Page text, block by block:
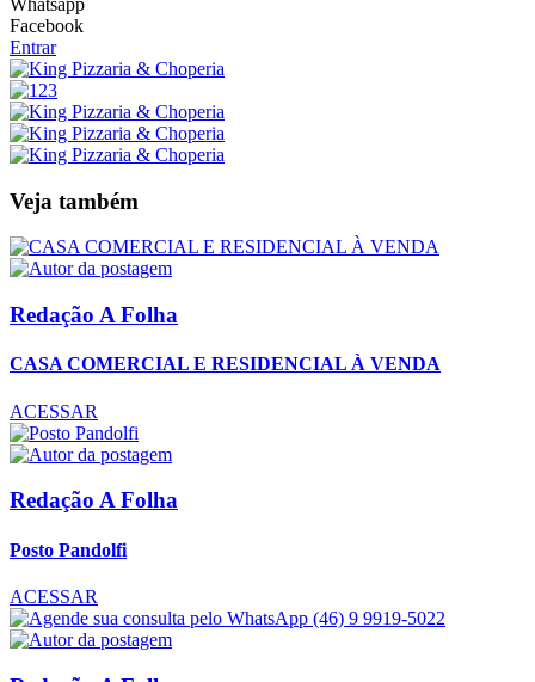
Whatsapp
Facebook
Entrar
Veja também
Redação A Folha
CASA COMERCIAL E RESIDENCIAL À VENDA
ACESSAR
Redação A Folha
Posto Pandolfi
ACESSAR